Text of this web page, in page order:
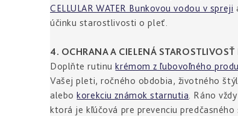
CELLULAR WATER Bunkovou vodou v spreji
účinku starostlivosti o pleť.
4. OCHRANA A CIELENÁ STAROSTLIVOSŤ
Doplňte rutinukrémom z ľubovoľného
Vašej pleti, ročného obdobia, životného
alebokorekciu známok starnutia . Ráno
ktorá je kľúčová pre prevenciu